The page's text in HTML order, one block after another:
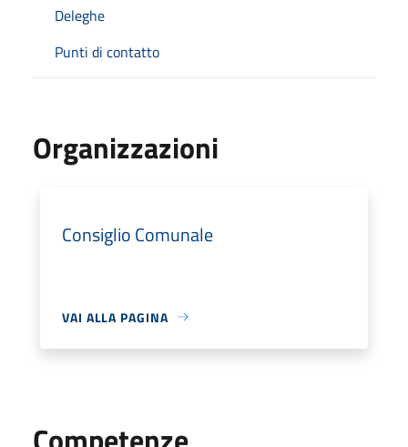
Deleghe
Punti di contatto
Organizzazioni
Consiglio Comunale
VAI ALLA PAGINA